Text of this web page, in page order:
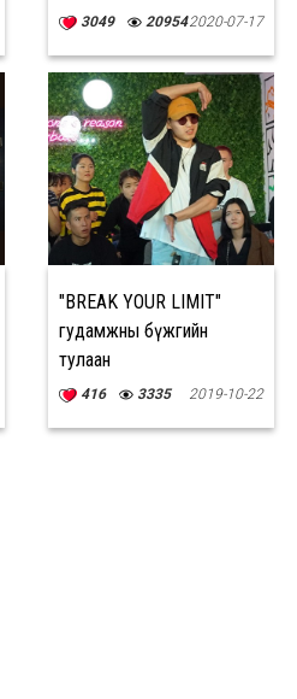
мэргэжлээрээ сурч
3049 209542020-07-17
"BREAK YOUR LIMIT"
гудамжны бүжгийн
тулаан
416 3335 2019-10-22